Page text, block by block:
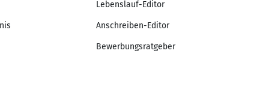
Lebenslauf-Editor
Anschreiben-Editor
Bewerbungsratgeber